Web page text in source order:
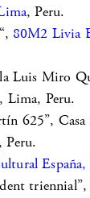
, Peru.
“, 80M2 Livia
Luis Miro
Lima, Peru.
625”, Casa
Peru.